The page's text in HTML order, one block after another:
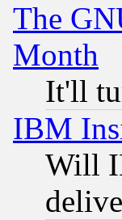
The
Month
It'll
IBM
Will